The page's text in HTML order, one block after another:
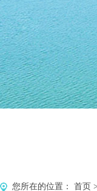
您所在的位置： 首页 >